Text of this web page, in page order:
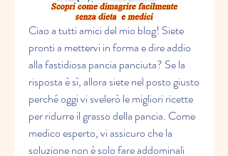
Ciao a tutti amici del mio blog! Siete
pronti a mettervi in forma e dire addio
alla fastidiosa pancia panciuta? Se la
risposta è sì, allora siete nel posto giusto
perché oggi vi svelerò le migliori ricette
per ridurre il grasso della pancia. Come
medico esperto, vi assicuro che la
soluzione non è solo fare addominali